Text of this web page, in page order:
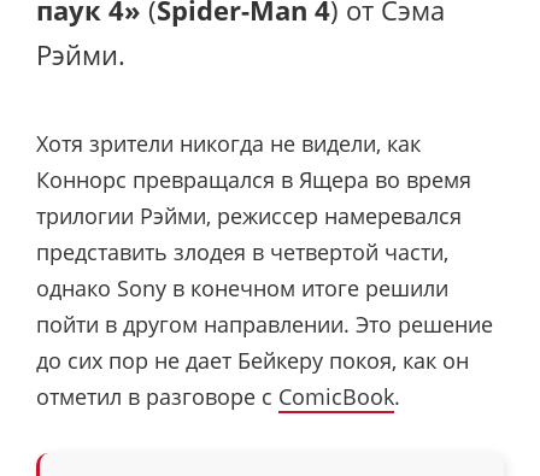
паук 4» (Spider-Man 4) от Сэма
Рэйми.
Хотя зрители никогда не видели, как
Коннорс превращался в Ящера во время
трилогии Рэйми, режиссер намеревался
представить злодея в четвертой части,
однако Sony в конечном итоге решили
пойти в другом направлении. Это решение
до сих пор не дает Бейкеру покоя, как он
отметил в разговоре с ComicBook.